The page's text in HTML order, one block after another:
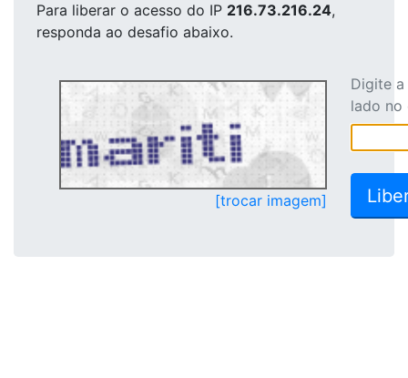
Para liberar o acesso do IP 216.73.216.24,
responda ao desafio abaixo.
[trocar imagem]
Digite
lado no